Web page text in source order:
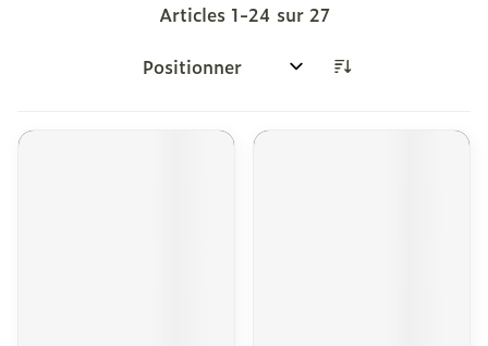
Articles 1-24 sur 27
Trier par: